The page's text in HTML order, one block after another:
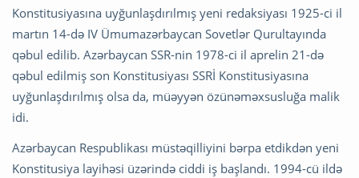
Konstitusiyasına uyğunlaşdırılmış yeni redaksiyası 1925-ci il
martın 14-də IV Ümumazərbaycan Sovetlər Qurultayında
qəbul edilib. Azərbaycan SSR-nin 1978-ci il aprelin 21-də
qəbul edilmiş son Konstitusiyası SSRİ Konstitusiyasına
uyğunlaşdırılmış olsa da, müəyyən özünəməxsusluğa malik
idi.
Azərbaycan Respublikası müstəqilliyini bərpa etdikdən yeni
Konstitusiya layihəsi üzərində ciddi iş başlandı. 1994-cü ildə